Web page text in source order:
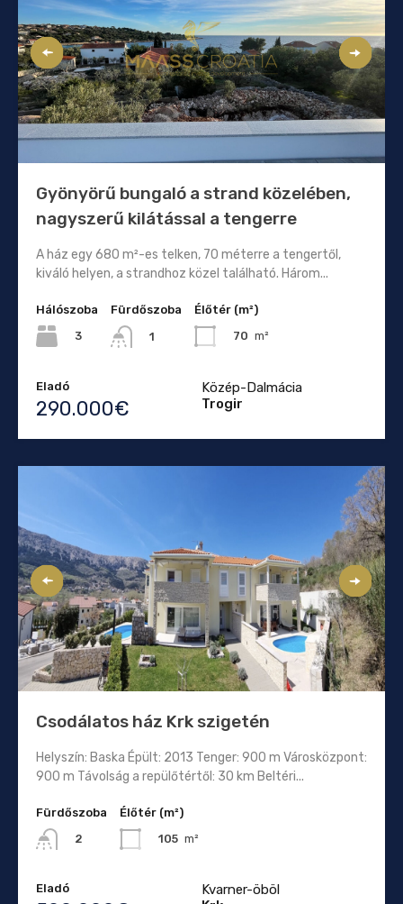
Gyönyörű bungaló a strand közelében,
nagyszerű kilátással a tengerre
A ház egy 680 m²-es telken, 70 méterre a tengertől,
kiváló helyen, a strandhoz közel található. Három...
Hálószoba
3
Fürdőszoba
1
Élőtér (m²)
70 m²
Eladó
290.000€
Közép-Dalmácia
Trogir
Csodálatos ház Krk szigetén
Helyszín: Baska Épült: 2013 Tenger: 900 m Városközpont:
900 m Távolság a repülőtértől: 30 km Beltéri...
Fürdőszoba
2
Élőtér (m²)
105 m²
Eladó
Kvarner-öböl